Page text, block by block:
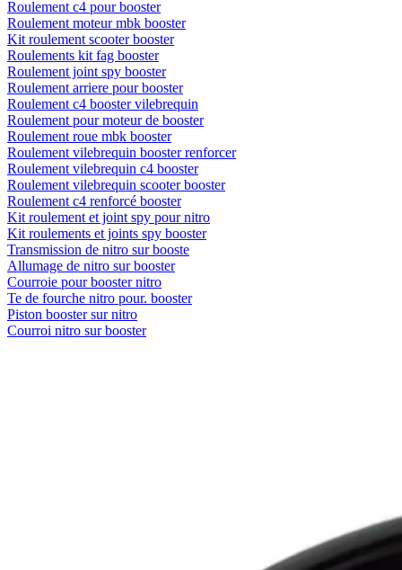
Roulement c4 pour booster
Roulement moteur mbk booster
Kit roulement scooter booster
Roulements kit fag booster
Roulement joint spy booster
Roulement arriere pour booster
Roulement c4 booster vilebrequin
Roulement pour moteur de booster
Roulement roue mbk booster
Roulement vilebrequin booster renforcer
Roulement vilebrequin c4 booster
Roulement vilebrequin scooter booster
Roulement c4 renforcé booster
Kit roulement et joint spy pour nitro
Kit roulements et joints spy booster
Transmission de nitro sur booste
Allumage de nitro sur booster
Courroie pour booster nitro
Te de fourche nitro pour. booster
Piston booster sur nitro
Courroi nitro sur booster